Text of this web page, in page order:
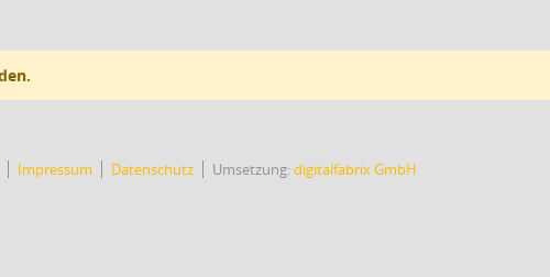
Impressum Datenschutz Umsetzung:digitalfabrix GmbH